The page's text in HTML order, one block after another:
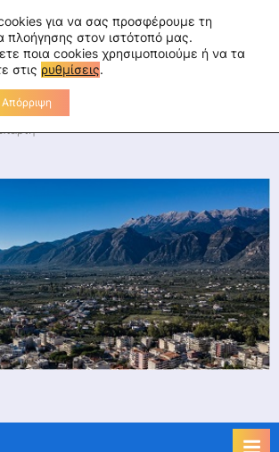
tw in rss Επικοινωνία
Πρωτοβάθμιας
Λακωνίας
Λακωνίας, 2ο χλμ Ε.Ο. Σπάρτης-Γυθείου,
για να σας προσφέρουμε τη
πλοήγησης στον ιστότοπό μας.
ποια cookies χρησιμοποιούμε ή να τα
στις ρυθμίσεις.
Απόρριψη